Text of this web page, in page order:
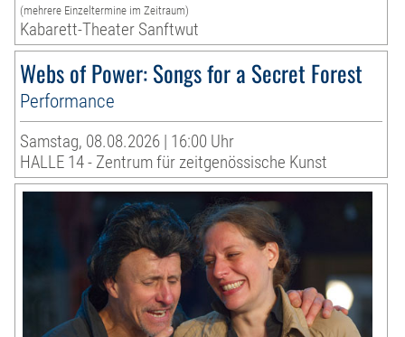
(mehrere Einzeltermine im Zeitraum)
Kabarett-Theater Sanftwut
Webs of Power: Songs for a Secret Forest
Performance
Samstag, 08.08.2026 | 16:00 Uhr
HALLE 14 - Zentrum für zeitgenössische Kunst